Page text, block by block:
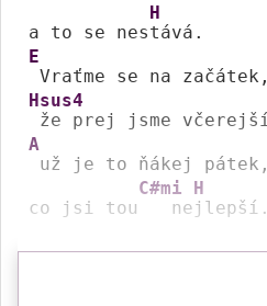
a to se nes
H
E
Hsus4
A
už je to ňákej pátek,
co jsi tou
C#mi
   ne
H